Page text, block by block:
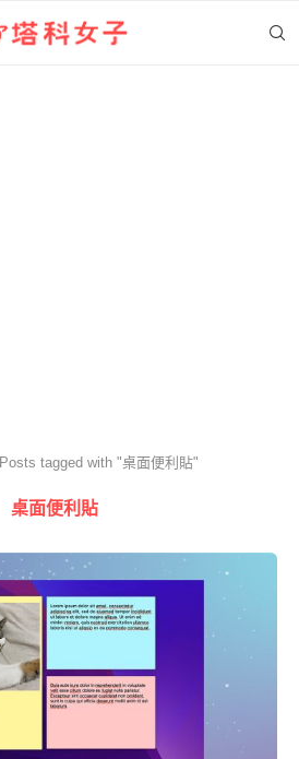
Posts tagged with "桌面便利貼"
桌面便利貼